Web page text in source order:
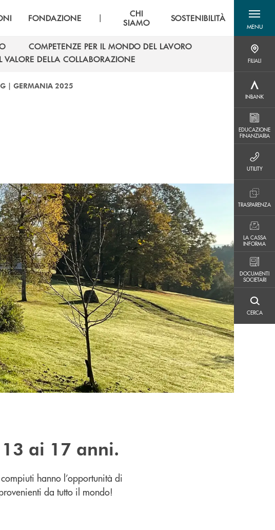
FONDAZIONE |
CHI
SIAMO
SOSTENIBILITÀ
MENU
menu
FILIALI
INBANK
EDUCAZIONE
FINANZIARIA
UTILITY
TRASPARENZA
TRASPARENZA
LA CASSA
INFORMA
LA CASSA INFORMA
DOCUMENTI
SOCIETARI
DOCUMENTI SOCIETARI
CERCA
CERCA
COMPETENZE PER IL MONDO DEL LAVORO
COMPETENZE PER IL MONDO DEL LAVORO
VALORE DELLA COLLABORAZIONE
| GERMANIA 2025
ai 17 anni.
hanno l’opportunità di
da tutto il mondo!